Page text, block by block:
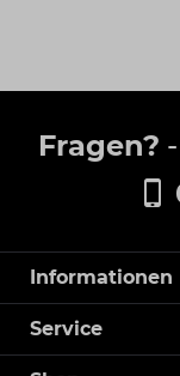
Fragen?
Informationen
Service